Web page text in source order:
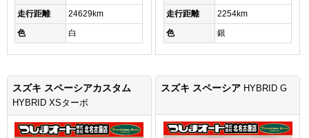
走行距離
24629km
色
白
走行距離
2254km
色
銀
スズキ スペーシアカスタム
HYBRID XSターボ
スズキ スペーシア HYBRID G